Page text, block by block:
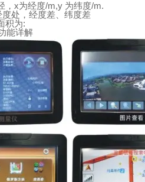
， x为经度/m,y 为纬度/m.
度处，经度差、纬度差
积为:
能详解